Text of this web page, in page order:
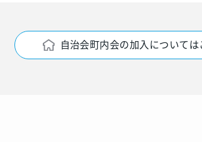
自治会町内会の加入については